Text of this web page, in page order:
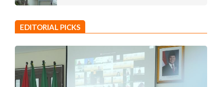
EDITORIAL PICKS